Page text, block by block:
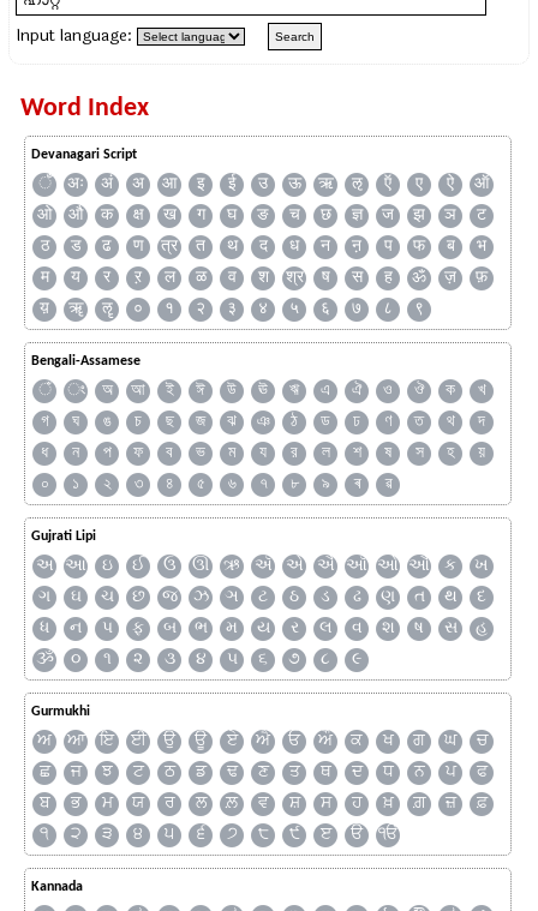
Input language:
Word Index
Devanagari Script
ँ अः अं अ आ इ ई उ ऊ ऋ ऌ ऍ ए ऐ
ऑ
ओ
औ क क्ष ख ग घ ङ च छ ज्ञ ज झ ञ
ट
ठ
ड ढ ण त्र त थ द ध न ऩ प फ ब
भ
म
य र ऱ ल ळ व श श्र ष स ह ॐ ज़
फ़
य़
ॠ ॡ ० १ २ ३ ४ ५ ६ ७ ८ ९
Bengali-Assamese
ঁ ং অ আ ই ঈ উ ঊ ঋ এ ঐ ও ঔ ক
খ
গ
ঘ ঙ চ ছ জ ঝ ঞ ঠ ড ঢ ণ ত থ
দ
ধ
ন প ফ ব ভ ম য র ল শ ষ স হ
য়
০
১ ২ ৩ ৪ ৫ ৬ ৭ ৮ ৯ ৰ ৱ
Gujrati Lipi
અ આ ઇ ઈ ઉ ઊ ઋ ઍ એ ઐ ઑ ઓ ઔ ક
ખ
ગ
ઘ ચ છ જ ઝ ઞ ટ ઠ ડ ઢ ણ ત થ
દ
ધ
ન પ ફ બ ભ મ ય ર લ વ શ ષ સ
હ
ૐ
૦ ૧ ૨ ૩ ૪ ૫ ૬ ૭ ૮ ૯
Gurmukhi
ਅ ਆ ਇ ਈ ਉ ਊ ਏ ਐ ਓ ਔ ਕ ਖ ਗ ਘ
ਚ
ਛ
ਜ ਝ ਟ ਠ ਡ ਢ ਣ ਤ ਥ ਦ ਧ ਨ ਪ
ਫ
ਬ
ਭ ਮ ਯ ਰ ਲ ਲ਼ ਵ ਸ਼ ਸ ਹ ਖ਼ ਗ਼ ਜ਼
ਫ਼
੧
੨ ੩ ੪ ੫ ੬ ੭ ੮ ੯ ੲ ੳ ੴ
Kannada